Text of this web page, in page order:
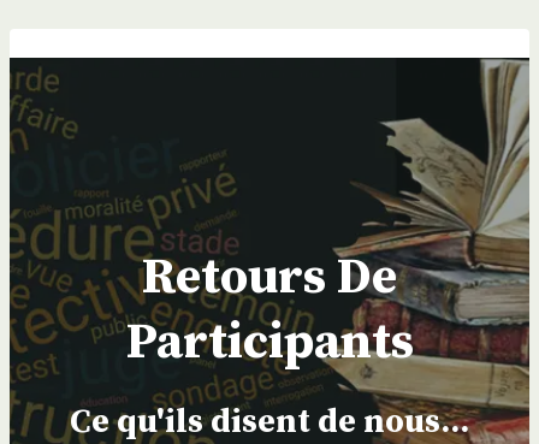
Retours De
Participants
Ce qu'ils disent de nous...